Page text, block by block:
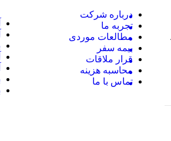
درباره شرکت
تجربه ما
مطالعات موردی
بیمه سفر
قرار ملاقات
محاسبه هزینه
تماس با ما